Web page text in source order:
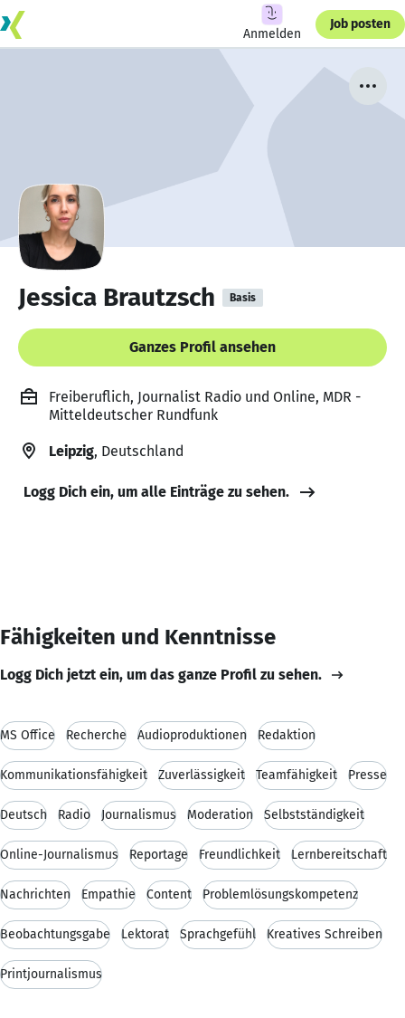
Anmelden
Job posten
Jessica Brautzsch Basis
Ganzes Profil ansehen
Freiberuflich, Journalist Radio und Online, MDR -
Mitteldeutscher Rundfunk
Leipzig, Deutschland
Logg Dich ein, um alle Einträge zu sehen.
Fähigkeiten und Kenntnisse
Logg Dich jetzt ein, um das ganze Profil zu sehen.
MS Office Recherche Audioproduktionen Redaktion
Kommunikationsfähigkeit Zuverlässigkeit Teamfähigkeit Presse
Deutsch Radio Journalismus Moderation Selbstständigkeit
Online-Journalismus Reportage Freundlichkeit Lernbereitschaft
Nachrichten Empathie Content Problemlösungskompetenz
Beobachtungsgabe Lektorat Sprachgefühl Kreatives Schreiben
Printjournalismus